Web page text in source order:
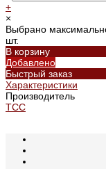
+
×
Выбрано
шт.
В корзину
Добавлено
Быстрый заказ
Характеристики
Производитель
ТСС